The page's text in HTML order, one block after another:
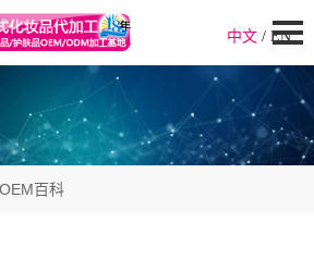
中文 / EN
OEM百科